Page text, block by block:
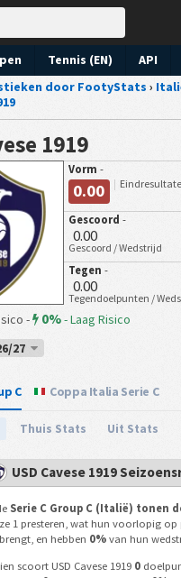
Tennis (EN) API
door FootyStats ›
1919
Vorm -
0.00
Gescoord -
0.00
Gescoord / Wedstrijd
Tegen -
0.00
Tegendoelpunten /
- 0%-Laag Risico
27
C Coppa Italia Serie C
Thuis Stats Uit Stats
USD Cavese 1919
Serie C Group C (Italië) tonen
1 presteren, wat hun voorlopig op
en hebben 0%van hun
scoort USD Cavese 1919 0